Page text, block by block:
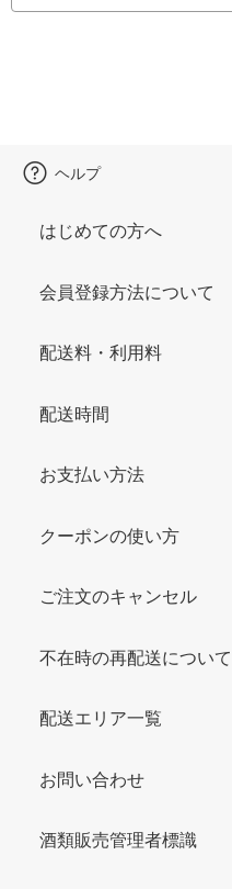
ヘルプ
はじめての方へ
会員登録方法について
配送料・利用料
配送時間
お支払い方法
クーポンの使い方
ご注文のキャンセル
不在時の再配送について
配送エリア一覧
お問い合わせ
酒類販売管理者標識